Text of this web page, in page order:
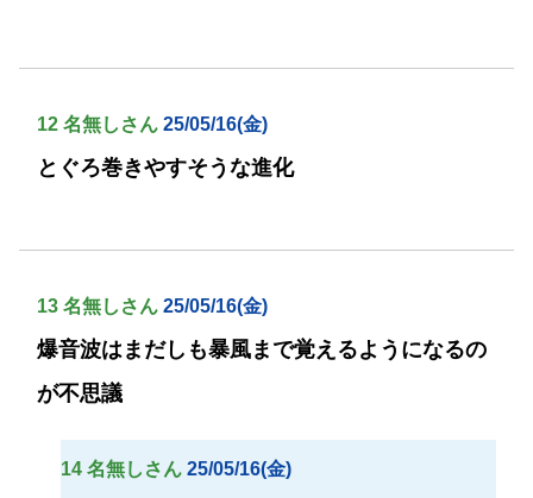
12 名無しさん 25/05/16(金)
とぐろ巻きやすそうな進化
13 名無しさん 25/05/16(金)
爆音波はまだしも暴風まで覚えるようになるの
が不思議
14 名無しさん 25/05/16(金)